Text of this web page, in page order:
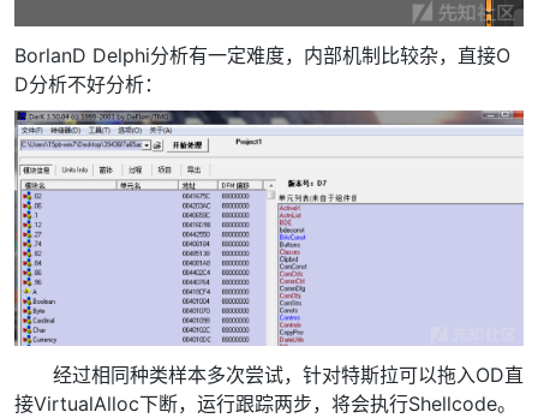
BorlanD Delphi分析有一定难度，内部机制比较杂，直接O
D分析不好分析：
经过相同种类样本多次尝试，针对特斯拉可以拖入OD直
接VirtualAlloc下断，运行跟踪两步，将会执行Shellcode。